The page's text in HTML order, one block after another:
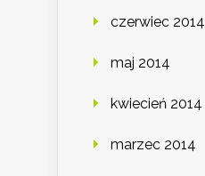
czerwiec 2014
maj 2014
kwiecień 2014
marzec 2014